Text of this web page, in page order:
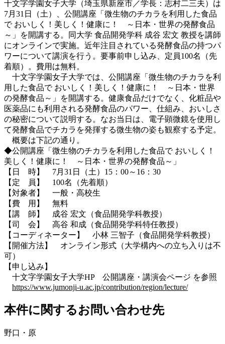
十文字学園女子大学（埼玉県新座市／学長：志村二三夫）は
7月31日（土）、公開講座「微生物のチカラを利用した食品
で おいしく！美しく！健康に！ ～日本・世界の発酵食品
～」を開講する。同大学 食品開発学科 成谷 宏文 教授を講師
にオンラインで実施。近年注目されている発酵食品の持つパ
ワーについて講演を行う。要事前申し込み、定員100名（先
着順）。費用は無料。
十文字学園女子大学では、公開講座「微生物のチカラを利
用した食品で おいしく！美しく！健康に！ ～日本・世界
の発酵食品～」を開講する。健康食品だけでなく、化粧品や
医薬品にも利用される発酵食品のパワー、仕組み、おいしさ
の秘密について説明する。なお当日は、電子顕微鏡を使用し
て発酵食品でチカラを発揮する微生物の姿も観察する予定。
概要は下記の通り。
◆公開講座「微生物のチカラを利用した食品で おいしく！
美しく！健康に！ ～日本・世界の発酵食品～」
【日 時】 7月31日（土）15：00～16：30
【定 員】 100名（先着順）
【対象者】 一般・高校生
【費 用】 無料
【講 師】 成谷 宏文（食品開発学科教授）
【司 会】 高谷 和成（食品開発学科特任教授）
【コーディネーター】 小林 三智子（食品開発学科教授）
【開催方法】 オンライン形式（大学構内への立ち入りは不
可）
【申し込み】
十文字学園女子大学HP 公開講座・講演会ページ を参照
https://www.jumonji-u.ac.jp/contribution/region/lecture/
本件に関するお問い合わせ先
野口・原